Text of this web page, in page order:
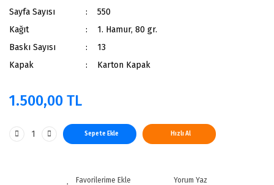
Sayfa Sayısı
550
Kağıt
1. Hamur, 80 gr.
Baskı Sayısı
13
Kapak
Karton Kapak
1.500,00 TL
Sepete Ekle Hızlı Al
Yorum Yaz